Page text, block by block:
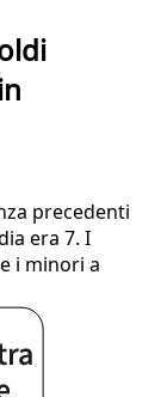
precedenti
era 7. I
i minori a